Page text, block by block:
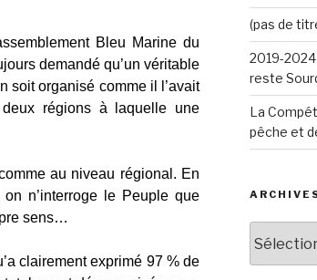
Bleu Marine du
demandé qu’un véritable
soit organisé comme il l’avait
régions à laquelle une
au niveau régional. En
n’interroge le Peuple que
sens…
clairement exprimé 97 % de
(pas de
2019-
reste
La
pêche et